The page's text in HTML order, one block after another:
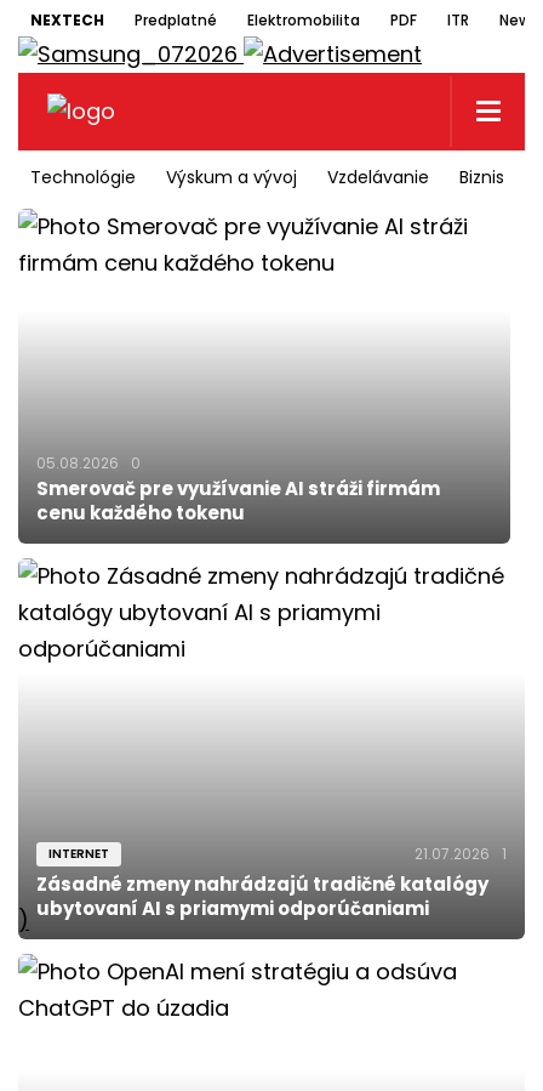
NEXTECH Predplatné Elektromobilita PDF ITR
Technológie Výskum a vývoj Vzdelávanie Biznis
05.08.2026 0
Smerovač pre využívanie AI stráži firmám
cenu každého tokenu
)
INTERNET 21.07.2026 1
Zásadné zmeny nahrádzajú tradičné katalógy
ubytovaní AI s priamymi odporúčaniami